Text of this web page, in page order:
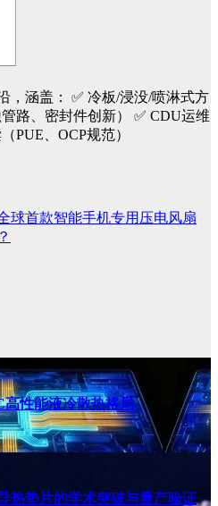
，涵盖：
✅ 冷板/浸没/喷淋式方
路、密封件创新）
✅ CDU运维
PUE、OCP规范）
球首款智能手机专用压电风扇
高性能液冷散热格局
垫片的学术突破与量产验证